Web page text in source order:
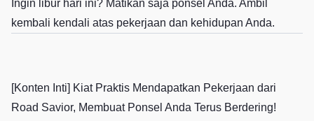
Ingin libur hari ini? Matikan saja ponsel Anda. Ambil
kembali kendali atas pekerjaan dan kehidupan Anda.
[Konten Inti] Kiat Praktis Mendapatkan Pekerjaan dari
Road Savior, Membuat Ponsel Anda Terus Berdering!